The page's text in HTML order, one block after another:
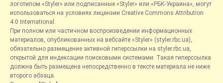
логотипом «Styler» или подписанные «Styler» или «РБК-Украина», могут
использоваться на условиях лицензии Creative Commons Attribution
4.0 International.
При полном или частичном воспроизведении информационных
материалов, опубликованных на вебсайте «Styler» (styler.rbc.ua),
обязательно размещение активной гиперссылки на styler.rbc.ua,
открытой для индексации поисковыми системами. Такая гиперссылка
должна быть размещена непосредственно в тексте материала не ниже
второго абзаца.